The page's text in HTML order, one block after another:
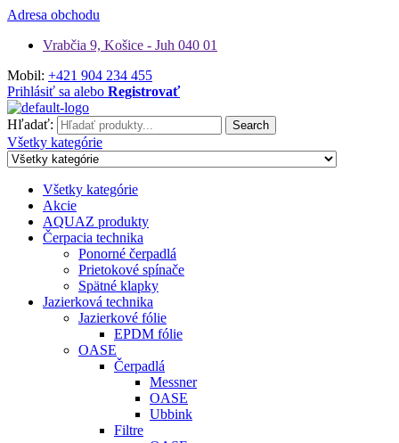
Adresa obchodu
Vrabčia 9, Košice - Juh 040 01
Mobil: +421 904 234 455
Prihlásiť sa alebo Registrovať
Hľadať: Search
Všetky kategórie
Všetky kategórie
Akcie
AQUAZ produkty
Čerpacia technika
Ponorné čerpadlá
Prietokové spínače
Spätné klapky
Jazierková technika
Jazierkové fólie
EPDM fólie
OASE
Čerpadlá
Messner
OASE
Ubbink
Filtre